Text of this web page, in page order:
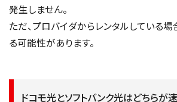
発生しません。
ただ、プロバイダからレンタルしている
る可能性があります。
ドコモ光とソフトバンク光はどちらが